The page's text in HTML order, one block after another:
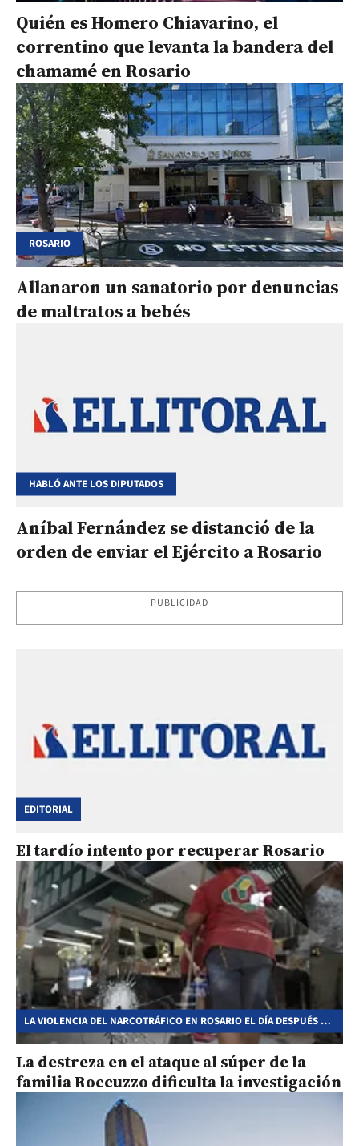
Quién es Homero Chiavarino, el
correntino que levanta la bandera del
chamamé en Rosario
ROSARIO
Allanaron un sanatorio por denuncias
de maltratos a bebés
HABLÓ ANTE LOS DIPUTADOS
Aníbal Fernández se distanció de la
orden de enviar el Ejército a Rosario
PUBLICIDAD
EDITORIAL
El tardío intento por recuperar Rosario
LA VIOLENCIA DEL NARCOTRÁFICO EN ROSARIO EL DÍA DESPUÉS DE
LA AMENAZA A LIONEL MESSI
La destreza en el ataque al súper de la
familia Roccuzzo dificulta la investigación